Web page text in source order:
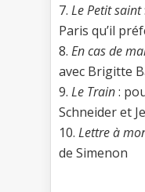
7. Le Petit saint
Paris qu’il
8. En cas de
avec Brigitte
9. Le Train:
Schneider et
10. Lettre à
de Simenon